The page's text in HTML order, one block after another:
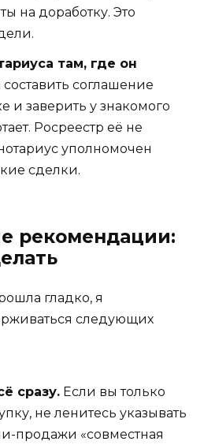
на доработку. Это
там, где он
соглашение
и заверить у знакомого
Росреестр её не
уполномочен
сделки.
рекомендации:
гладко, я
следующих
сразу. Если вы только
не ленитесь указывать
продажи «совместная